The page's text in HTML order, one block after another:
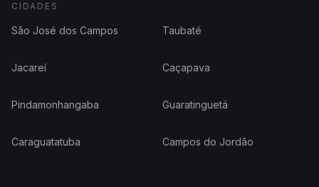
CIDADES
São José dos Campos Taubaté
Jacareí Caçapava
Pindamonhangaba Guaratinguetá
Caraguatatuba Campos do Jordão